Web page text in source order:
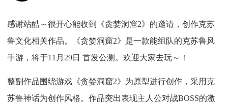
感谢站酷～很开心能收到《贪婪洞窟2》的邀请，创作克苏
鲁文化相关作品。《贪婪洞窟2》是一款能组队的克苏鲁风
手游，将于11月29日 首发公测。欢迎大家去玩～！
整副作品围绕游戏《贪婪洞窟2》为原型进行创作，采用克
苏鲁神话为创作风格。作品突出表现主人公对战BOSS的激